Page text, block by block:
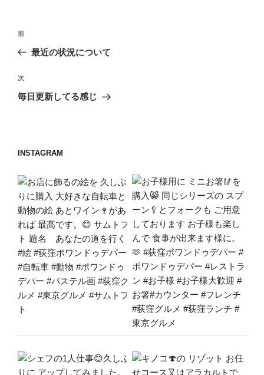
投
ビ
ゲ
ン
前
の
稿
前
最近の状況について
次
の
次
毎日更新してる感じ
INSTAGRAM